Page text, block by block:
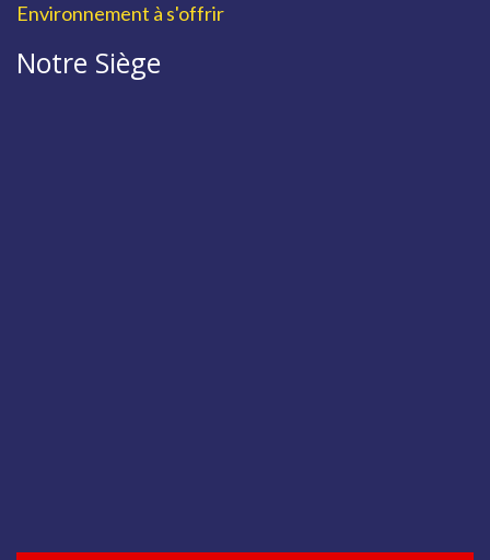
Environnement à s'offrir
Notre Siège